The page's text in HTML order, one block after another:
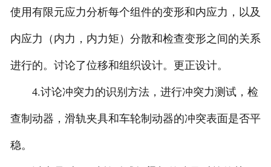
使用有限元应力分析每个组件的变形和内应力，以及
内应力（内力，内力矩）分散和检查变形之间的关系
进行的。讨论了位移和组织设计。更正设计。
4.讨论冲突力的识别方法，进行冲突力测试，检
查制动器，滑轨夹具和车轮制动器的冲突表面是否平
稳。